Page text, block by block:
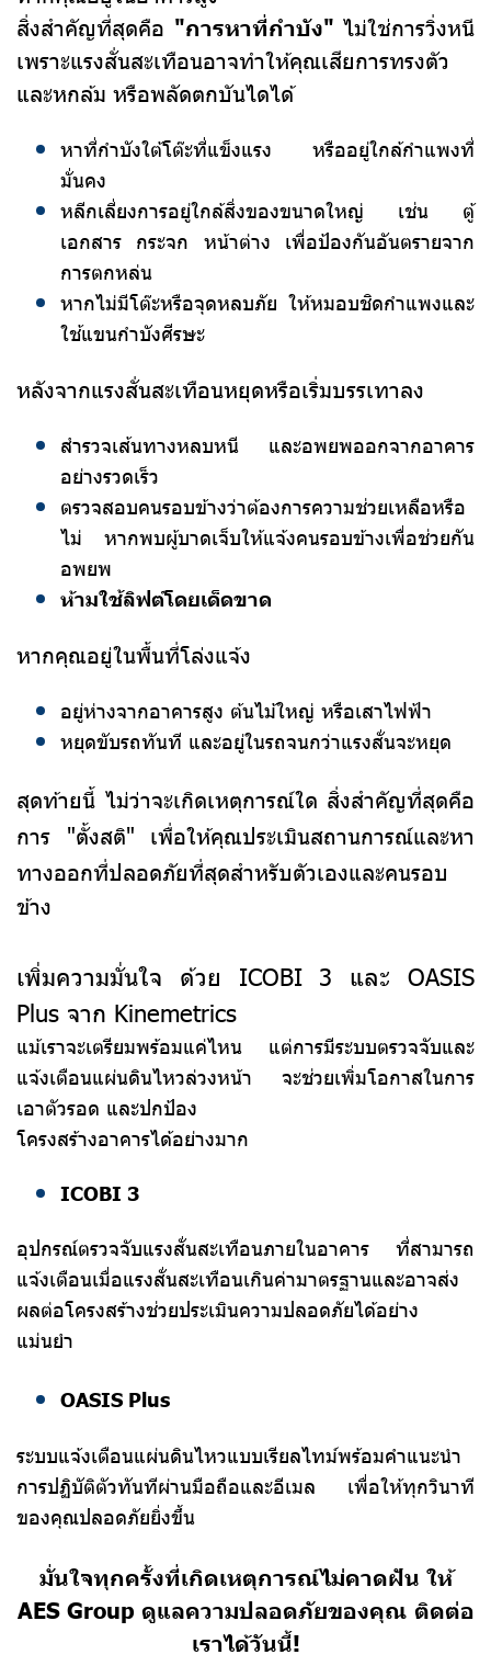
สิ่งสำคัญที่สุดคือ "การหาที่กำบัง" ไม่ใช่การวิ่งหนี
เพราะแรงสั่นสะเทือนอาจทำให้คุณเสียการทรงตัว
และหกล้ม หรือพลัดตกบันไดได้
หาที่กำบังใต้โต๊ะที่แข็งแรง หรืออยู่ใกล้กำแพงที่
มั่นคง
หลีกเลี่ยงการอยู่ใกล้สิ่งของขนาดใหญ่ เช่น ตู้
เอกสาร กระจก หน้าต่าง เพื่อป้องกันอันตรายจาก
การตกหล่น
หากไม่มีโต๊ะหรือจุดหลบภัย ให้หมอบชิดกำแพงและ
ใช้แขนกำบังศีรษะ
หลังจากแรงสั่นสะเทือนหยุดหรือเริ่มบรรเทาลง
สำรวจเส้นทางหลบหนี และอพยพออกจากอาคาร
อย่างรวดเร็ว
ตรวจสอบคนรอบข้างว่าต้องการความช่วยเหลือหรือ
ไม่ หากพบผู้บาดเจ็บให้แจ้งคนรอบข้างเพื่อช่วยกัน
อพยพ
ห้ามใช้ลิฟต์โดยเด็ดขาด
หากคุณอยู่ในพื้นที่โล่งแจ้ง
อยู่ห่างจากอาคารสูง ต้นไม้ใหญ่ หรือเสาไฟฟ้า
หยุดขับรถทันที และอยู่ในรถจนกว่าแรงสั่นจะหยุด
สุดท้ายนี้ ไม่ว่าจะเกิดเหตุการณ์ใด สิ่งสำคัญที่สุดคือ
การ "ตั้งสติ" เพื่อให้คุณประเมินสถานการณ์และหา
ทางออกที่ปลอดภัยที่สุดสำหรับตัวเองและคนรอบ
ข้าง
เพิ่มความมั่นใจ ด้วย ICOBI 3 และ OASIS
Plus จาก Kinemetrics
แม้เราจะเตรียมพร้อมแค่ไหน แต่การมีระบบตรวจจับและ
แจ้งเตือนแผ่นดินไหวล่วงหน้า จะช่วยเพิ่มโอกาสในการ
เอาตัวรอด และปกป้อง
โครงสร้างอาคารได้อย่างมาก
ICOBI 3
อุปกรณ์ตรวจจับแรงสั่นสะเทือนภายในอาคาร ที่สามารถ
แจ้งเตือนเมื่อแรงสั่นสะเทือนเกินค่ามาตรฐานและอาจส่ง
ผลต่อโครงสร้างช่วยประเมินความปลอดภัยได้อย่าง
แม่นยำ
OASIS Plus
ระบบแจ้งเตือนแผ่นดินไหวแบบเรียลไทม์พร้อมคำแนะนำ
การปฏิบัติตัวทันทีผ่านมือถือและอีเมล เพื่อให้ทุกวินาที
ของคุณปลอดภัยยิ่งขึ้น
มั่นใจทุกครั้งที่เกิดเหตุการณ์ไม่คาดฝัน ให้
AES Group ดูแลความปลอดภัยของคุณ ติดต่อ
เราได้วันนี้!